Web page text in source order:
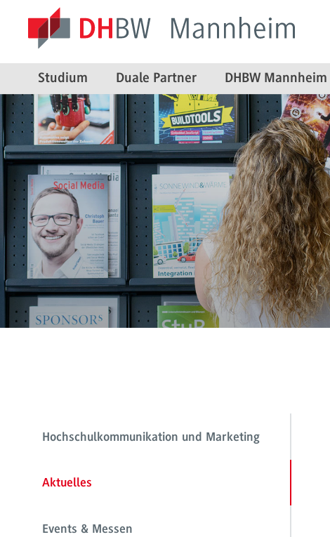
Studium Duale Partner DHBW Mannheim
Hochschulkommunikation und Marketing
Aktuelles
Events & Messen